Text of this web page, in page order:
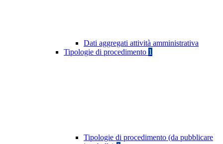
Dati aggregati attività amministrativa
Tipologie di procedimento 1
Tipologie di procedimento (da pubblicare